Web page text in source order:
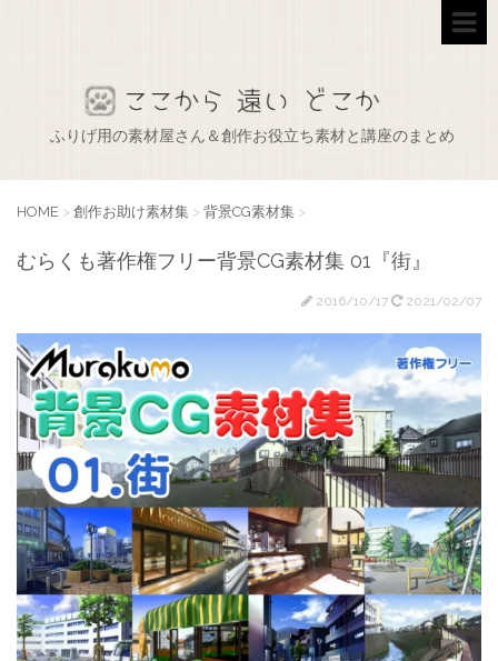
ふりげ用の素材屋さん＆創作お役立ち素材と講座のまとめ
HOME > 創作お助け素材集 > 背景CG素材集 >
むらくも著作権フリー背景CG素材集 01『街』
2016/10/17 2021/02/07